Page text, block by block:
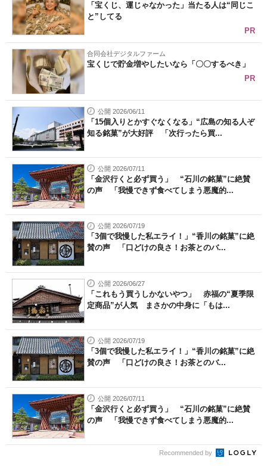
「宝くじ、運じゃなかった」当たる人は“同じこ
と”してる
PR
合同会社デジタルファーム
宝くじで貯金増やしたいなら「〇〇するべき」
PR
公開 2026/06/11
「15個入りとかすぐなくなる」“広島の知る人ぞ
知る銘菓”が大好評 「次行ったら買...
公開 2026/07/11
「金沢行くと必ず買う」 “石川の銘菓”に絶賛
の声 「我慢できず食べてしまう悪魔的...
公開 2026/07/19
「3個で我慢した私エライ！」“香川の銘菓”に絶
賛の声 「口どけの良さ！お茶とのバ...
公開 2026/06/27
「これもう買うしかないやつ」 赤福の“夏季限
定商品”が人気 まさかの中身に「もは...
公開 2026/07/19
「3個で我慢した私エライ！」“香川の銘菓”に絶
賛の声 「口どけの良さ！お茶とのバ...
公開 2026/07/11
「金沢行くと必ず買う」 “石川の銘菓”に絶賛
の声 「我慢できず食べてしまう悪魔的...
Recommended by